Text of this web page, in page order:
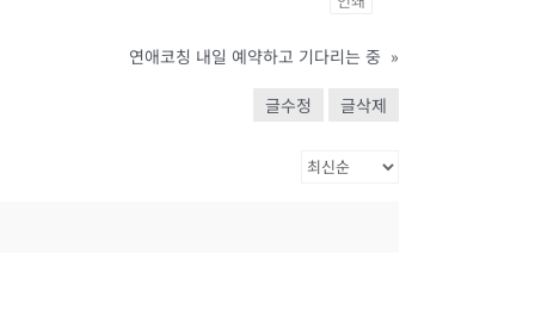
연애코칭 내일 예약하고 기다리는 중 »
글수정 글삭제